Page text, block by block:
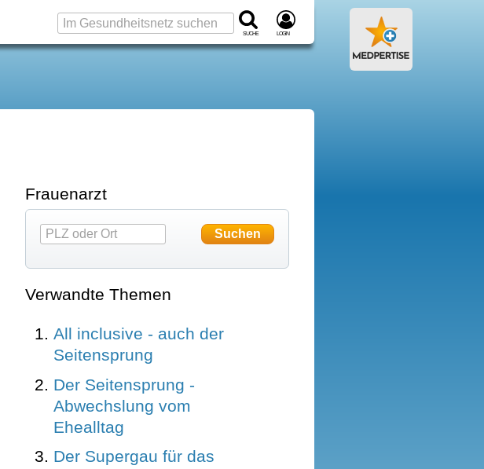
Suche Login
Frauenarzt
Verwandte Themen
All inclusive - auch der
Seitensprung
Der Seitensprung -
Abwechslung vom
Ehealltag
Der Supergau für das